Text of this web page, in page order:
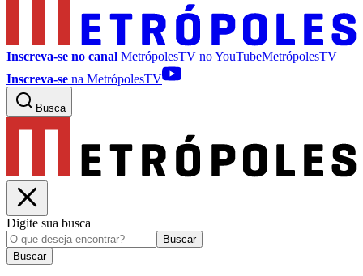
Inscreva-se no canal MetrópolesTV noYouTubeMetrópolesTV
Inscreva-se na MetrópolesTV
Busca
Digite sua busca
Buscar
Buscar